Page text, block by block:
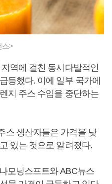
스>
역에 걸친 동시다발적인
등했다. 이에 일부 국가에
지 주스 수입을 중단하는
스 생산자들은 가격을 낮
있는 것으로 알려졌다.
모닝스프트와 ABC뉴스